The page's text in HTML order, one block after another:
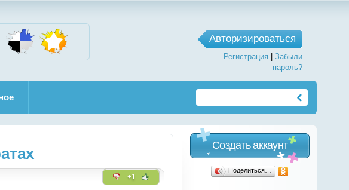
Авторизироваться
Регистрация |Забыли
пароль?
+1
Создать аккаунт
Поделиться…